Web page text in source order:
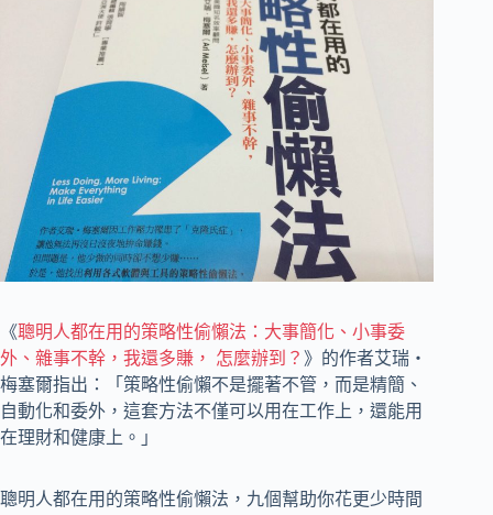
《聰明人都在用的策略性偷懶法：大事簡化、小事委
外、雜事不幹，我還多賺， 怎麼辦到？ 》的作者艾瑞‧
梅塞爾指出：「策略性偷懶不是擺著不管，而是精簡、
自動化和委外，這套方法不僅可以用在工作上，還能用
在理財和健康上。」
聰明人都在用的策略性偷懶法，九個幫助你花更少時間